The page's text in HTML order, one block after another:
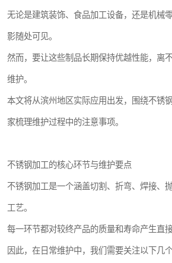
无论是建筑装饰、食品加工设备，还是机械
影随处可见。
然而，要让这些制品长期保持优越性能，离
维护。
本文将从滨州地区实际应用出发，围绕不锈
家梳理维护过程中的注意事项。
不锈钢加工的核心环节与维护要点
不锈钢加工是一个涵盖切割、折弯、焊接、
工艺。
每一环节都对较终产品的质量和寿命产生直接
因此，在日常维护中，我们需要关注以下几个